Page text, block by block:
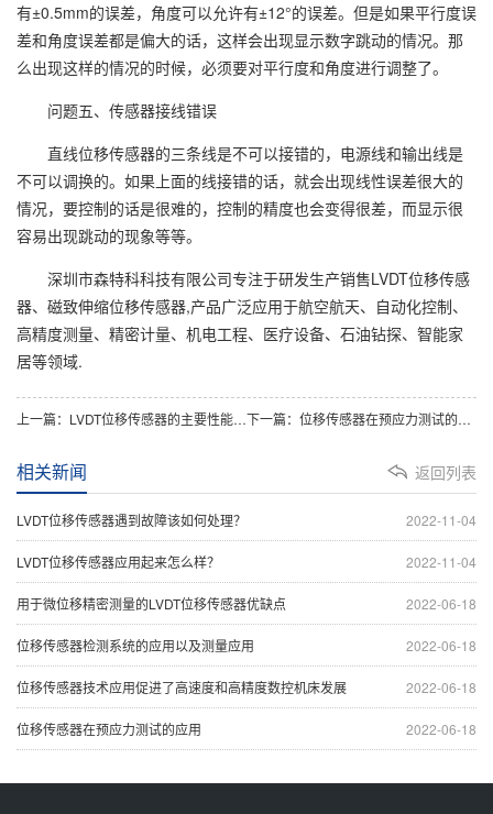
有±0.5mm的误差，角度可以允许有±12°的误差。但是如果平行度误
差和角度误差都是偏大的话，这样会出现显示数字跳动的情况。那
么出现这样的情况的时候，必须要对平行度和角度进行调整了。
问题五、传感器接线错误
直线位移传感器的三条线是不可以接错的，电源线和输出线是
不可以调换的。如果上面的线接错的话，就会出现线性误差很大的
情况，要控制的话是很难的，控制的精度也会变得很差，而显示很
容易出现跳动的现象等等。
深圳市森特科科技有限公司专注于研发生产销售LVDT位移传感
器、磁致伸缩位移传感器,产品广泛应用于航空航天、自动化控制、
高精度测量、精密计量、机电工程、医疗设备、石油钻探、智能家
居等领域.
上一篇：LVDT位移传感器的主要性能特点是什么？ 下一篇：位移传感器在预应力测试的应用
返回列表
相关新闻
2022-11-04
LVDT位移传感器遇到故障该如何处理？
2022-11-04
LVDT位移传感器应用起来怎么样？
2022-06-18
用于微位移精密测量的LVDT位移传感器优缺点
2022-06-18
位移传感器检测系统的应用以及测量应用
2022-06-18
位移传感器技术应用促进了高速度和高精度数控机床发展
2022-06-18
位移传感器在预应力测试的应用